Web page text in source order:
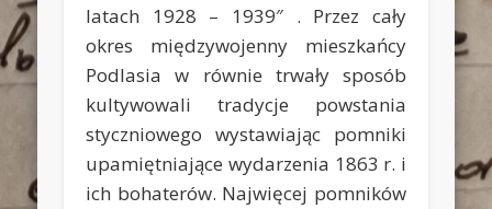
latach 1928 – 1939″ . Przez cały
okres międzywojenny mieszkańcy
Podlasia w równie trwały sposób
kultywowali tradycje powstania
styczniowego wystawiając pomniki
upamiętniające wydarzenia 1863 r. i
ich bohaterów. Najwięcej pomników